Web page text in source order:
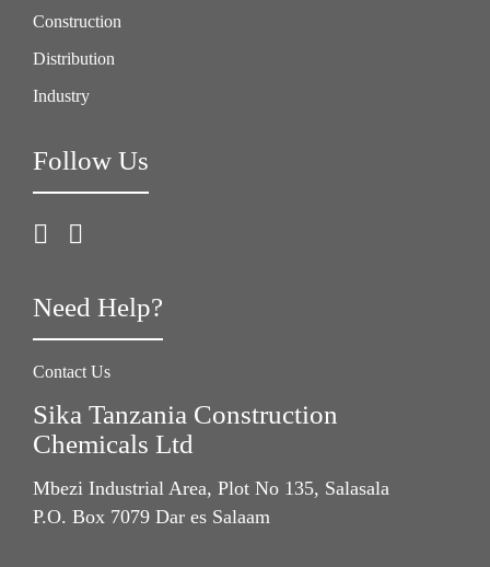
Construction
Distribution
Industry
Follow Us
Need Help?
Contact Us
Sika Tanzania Construction
Chemicals Ltd
Mbezi Industrial Area, Plot No 135, Salasala
P.O. Box 7079 Dar es Salaam